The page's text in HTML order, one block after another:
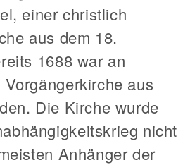
einer christlich
aus dem 18.
1688 war an
aus
Die Kirche wurde
nicht
Anhänger der